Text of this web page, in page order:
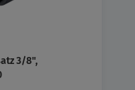
3/8",